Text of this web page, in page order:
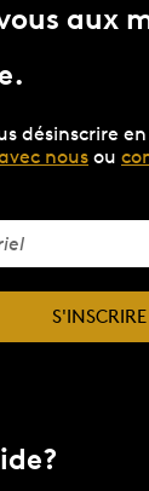
aux
désinscrire
nous ou
S'INSCRIRE